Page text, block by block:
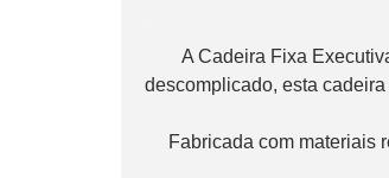
A Cadeira Fixa
descomplicado, esta